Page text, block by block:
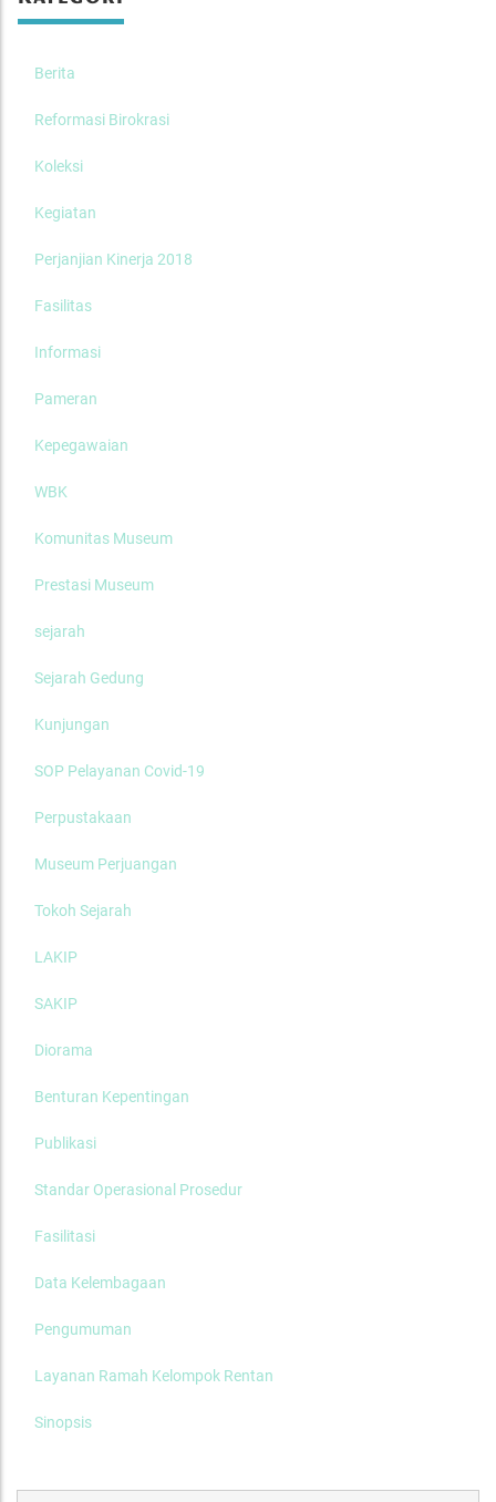
Berita
Reformasi Birokrasi
Koleksi
Kegiatan
Perjanjian Kinerja 2018
Fasilitas
Informasi
Pameran
Kepegawaian
WBK
Komunitas Museum
Prestasi Museum
sejarah
Sejarah Gedung
Kunjungan
SOP Pelayanan Covid-19
Perpustakaan
Museum Perjuangan
Tokoh Sejarah
LAKIP
SAKIP
Diorama
Benturan Kepentingan
Publikasi
Standar Operasional Prosedur
Fasilitasi
Data Kelembagaan
Pengumuman
Layanan Ramah Kelompok Rentan
Sinopsis